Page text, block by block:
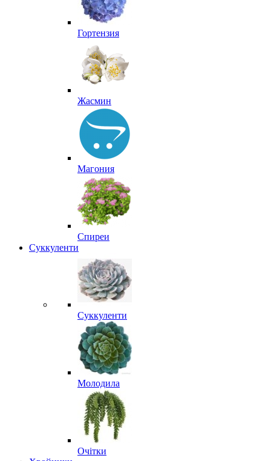
Гортензия
Жасмин
Магония
Спиреи
Суккуленти
Суккуленти
Молодила
Очітки